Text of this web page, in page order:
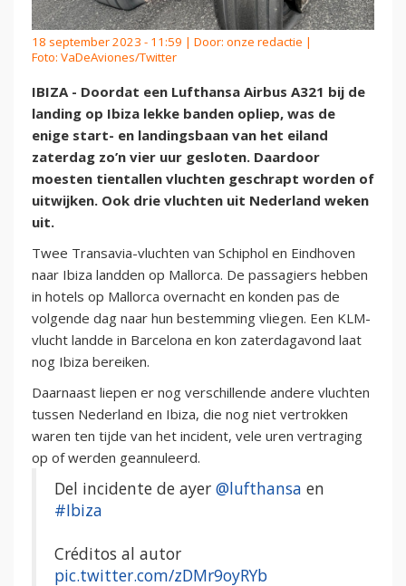
18 september 2023 - 11:59 | Door: onze redactie |
Foto: VaDeAviones/Twitter
IBIZA - Doordat een Lufthansa Airbus A321 bij de
landing op Ibiza lekke banden opliep, was de
enige start- en landingsbaan van het eiland
zaterdag zo’n vier uur gesloten. Daardoor
moesten tientallen vluchten geschrapt worden of
uitwijken. Ook drie vluchten uit Nederland weken
uit.
Twee Transavia-vluchten van Schiphol en Eindhoven
naar Ibiza landden op Mallorca. De passagiers hebben
in hotels op Mallorca overnacht en konden pas de
volgende dag naar hun bestemming vliegen. Een KLM-
vlucht landde in Barcelona en kon zaterdagavond laat
nog Ibiza bereiken.
Daarnaast liepen er nog verschillende andere vluchten
tussen Nederland en Ibiza, die nog niet vertrokken
waren ten tijde van het incident, vele uren vertraging
op of werden geannuleerd.
Del incidente de ayer @lufthansa en
#Ibiza
Créditos al autor
pic.twitter.com/zDMr9oyRYb